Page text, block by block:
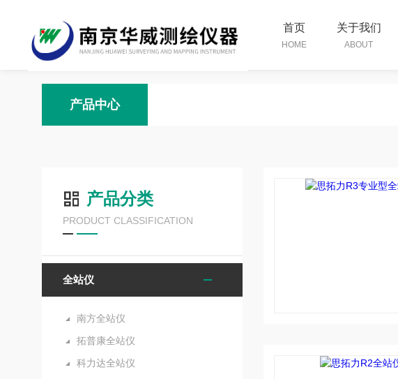
首页
HOME
关于我们
ABOUT
产品中心
产品分类
PRODUCT CLASSIFICATION
全站仪
南方全站仪
拓普康全站仪
科力达全站仪